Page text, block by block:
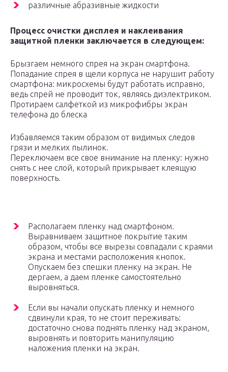
различные абразивные жидкости
Процесс очистки дисплея и наклеивания
защитной пленки заключается в следующем:
Брызгаем немного спрея на экран смартфона.
Попадание спрея в щели корпуса не нарушит работу
смартфона: микросхемы будут работать исправно,
ведь спрей не проводит ток, являясь диэлектриком.
Протираем салфеткой из микрофибры экран
телефона до блеска
Избавляемся таким образом от видимых следов
грязи и мелких пылинок.
Переключаем все свое внимание на пленку: нужно
снять с нее слой, который прикрывает клеящую
поверхность.
Располагаем пленку над смартфоном.
Выравниваем защитное покрытие таким
образом, чтобы все вырезы совпадали с краями
экрана и местами расположения кнопок.
Опускаем без спешки пленку на экран. Не
дергаем, а даем пленке самостоятельно
выровняться.
Если вы начали опускать пленку и немного
сдвинули края, то не стоит переживать:
достаточно снова поднять пленку над экраном,
выровнять и повторить манипуляцию
наложения пленки на экран.